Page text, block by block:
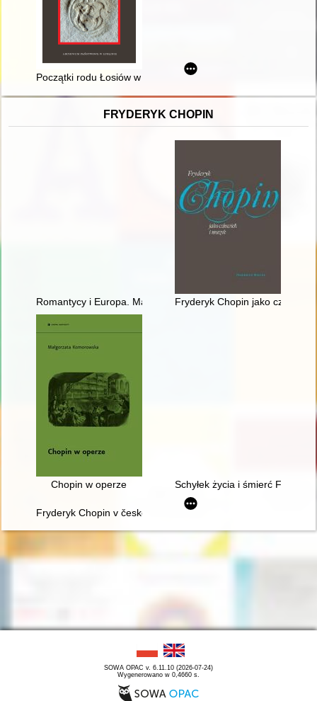
Początki rodu Łosiów w Narolu
FRYDERYK CHOPIN
Romantycy i Europa. Marzenia, doświadczenia, propozycje
Fryderyk Chopin jako człowiek
Chopin w operze Schyłek życia i śmierć
Fryderyk Chopin v české literatuóe
SOWA OPAC v. 6.11.10 (2026-07-24)
Wygenerowano w 0,4660 s.